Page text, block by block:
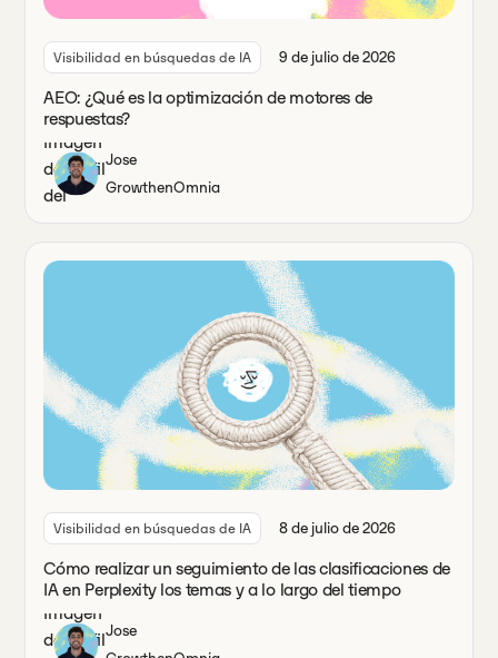
Visibilidad en búsquedas de IA 9 de julio de 2026
AEO: ¿Qué es la optimización de motores de
respuestas?
Jose
GrowthenOmnia
Visibilidad en búsquedas de IA 8 de julio de 2026
Cómo realizar un seguimiento de las clasificaciones de
IA en Perplexity los temas y a lo largo del tiempo
Jose